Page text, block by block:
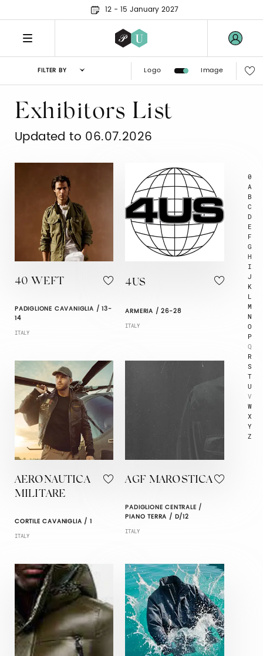
12 - 15 January 2027
FILTER BY Logo Image
0
A
B
C
D
E
F
G
H
I
J
K
L
M
N
O
P
Q
R
S
T
U
V
W
X
Y
Z
Exhibitors List
Updated to 06.07.2026
40 WEFT
PADIGLIONE CAVANIGLIA / 13-
14
ITALY
4US
ARMERIA / 26-28
ITALY
AERONAUTICA
MILITARE
CORTILE CAVANIGLIA / 1
ITALY
AGF MAROSTICA
PADIGLIONE CENTRALE /
PIANO TERRA / D/12
ITALY